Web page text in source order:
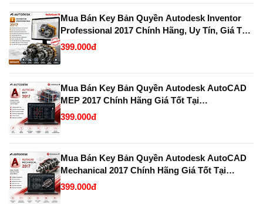
Mua Bán Key Bản Quyền Autodesk Inventor
Professional 2017 Chính Hãng, Uy Tín, Giá Tốt
Tại KeyBanQuyen.VN
399.000đ
Mua Bán Key Bản Quyền Autodesk AutoCAD
MEP 2017 Chính Hãng Giá Tốt Tại
KeyBanQuyen.VN
399.000đ
Mua Bán Key Bản Quyền Autodesk AutoCAD
Mechanical 2017 Chính Hãng Giá Tốt Tại
KeyBanQuyen.VN
399.000đ